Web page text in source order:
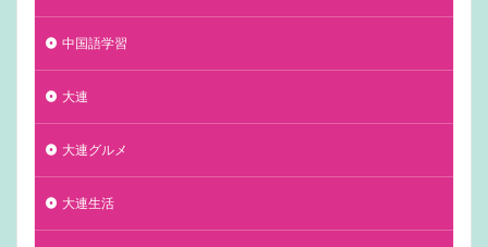
中国語学習
大連
大連グルメ
大連生活